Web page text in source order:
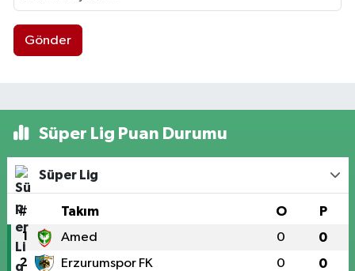
Gönder
Süper Lig Puan Durumu
Süper Lig
# Takım O P
1 Amed 0 0
2 Erzurumspor FK 0 0